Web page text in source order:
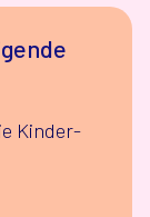
Kinder-